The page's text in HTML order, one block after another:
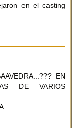
en el casting
EN
DE VARIOS